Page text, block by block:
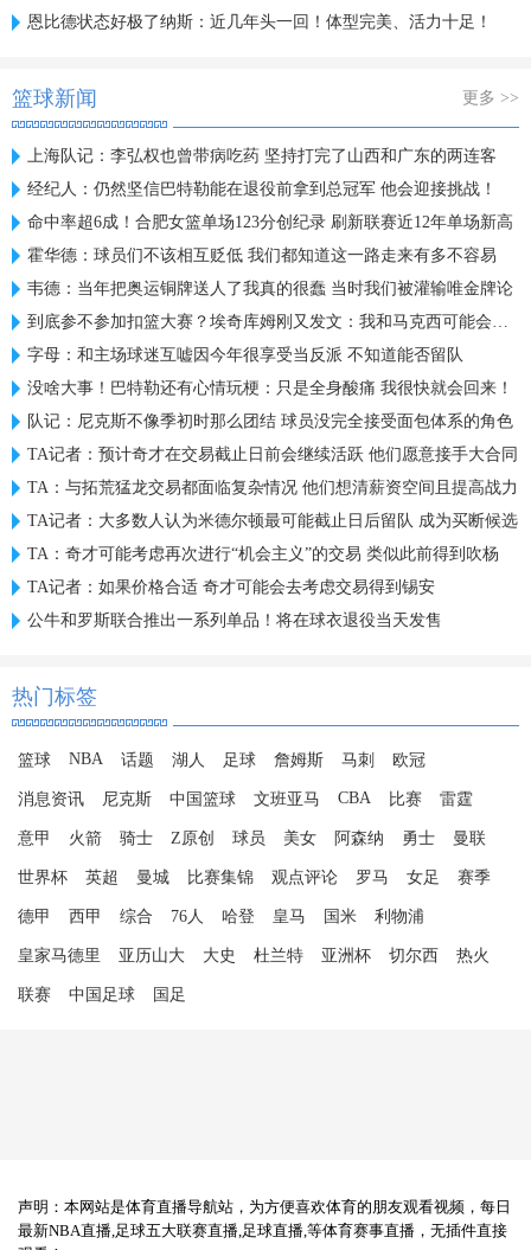
恩比德状态好极了纳斯：近几年头一回！体型完美、活力十足！
篮球新闻 更多 >>
上海队记：李弘权也曾带病吃药 坚持打完了山西和广东的两连客
经纪人：仍然坚信巴特勒能在退役前拿到总冠军 他会迎接挑战！
命中率超6成！合肥女篮单场123分创纪录 刷新联赛近12年单场新高
霍华德：球员们不该相互贬低 我们都知道这一路走来有多不容易
韦德：当年把奥运铜牌送人了我真的很蠢 当时我们被灌输唯金牌论
到底参不参加扣篮大赛？埃奇库姆刚又发文：我和马克西可能会参加
字母：和主场球迷互嘘因今年很享受当反派 不知道能否留队
没啥大事！巴特勒还有心情玩梗：只是全身酸痛 我很快就会回来！
队记：尼克斯不像季初时那么团结 球员没完全接受面包体系的角色
TA记者：预计奇才在交易截止日前会继续活跃 他们愿意接手大合同
TA：与拓荒猛龙交易都面临复杂情况 他们想清薪资空间且提高战力
TA记者：大多数人认为米德尔顿最可能截止日后留队 成为买断候选
TA：奇才可能考虑再次进行“机会主义”的交易 类似此前得到吹杨
TA记者：如果价格合适 奇才可能会去考虑交易得到锡安
公牛和罗斯联合推出一系列单品！将在球衣退役当天发售
热门标签
篮球 NBA 话题 湖人 足球 詹姆斯 马刺 欧冠
消息资讯 尼克斯 中国篮球 文班亚马 CBA 比赛 雷霆
意甲 火箭 骑士 Z原创 球员 美女 阿森纳 勇士 曼联
世界杯 英超 曼城 比赛集锦 观点评论 罗马 女足 赛季
德甲 西甲 综合 76人 哈登 皇马 国米 利物浦
皇家马德里 亚历山大 大史 杜兰特 亚洲杯 切尔西 热火
联赛 中国足球 国足
声明：本网站是体育直播导航站，为方便喜欢体育的朋友观看视频，每日
最新NBA直播,足球五大联赛直播,足球直播,等体育赛事直播，无插件直接